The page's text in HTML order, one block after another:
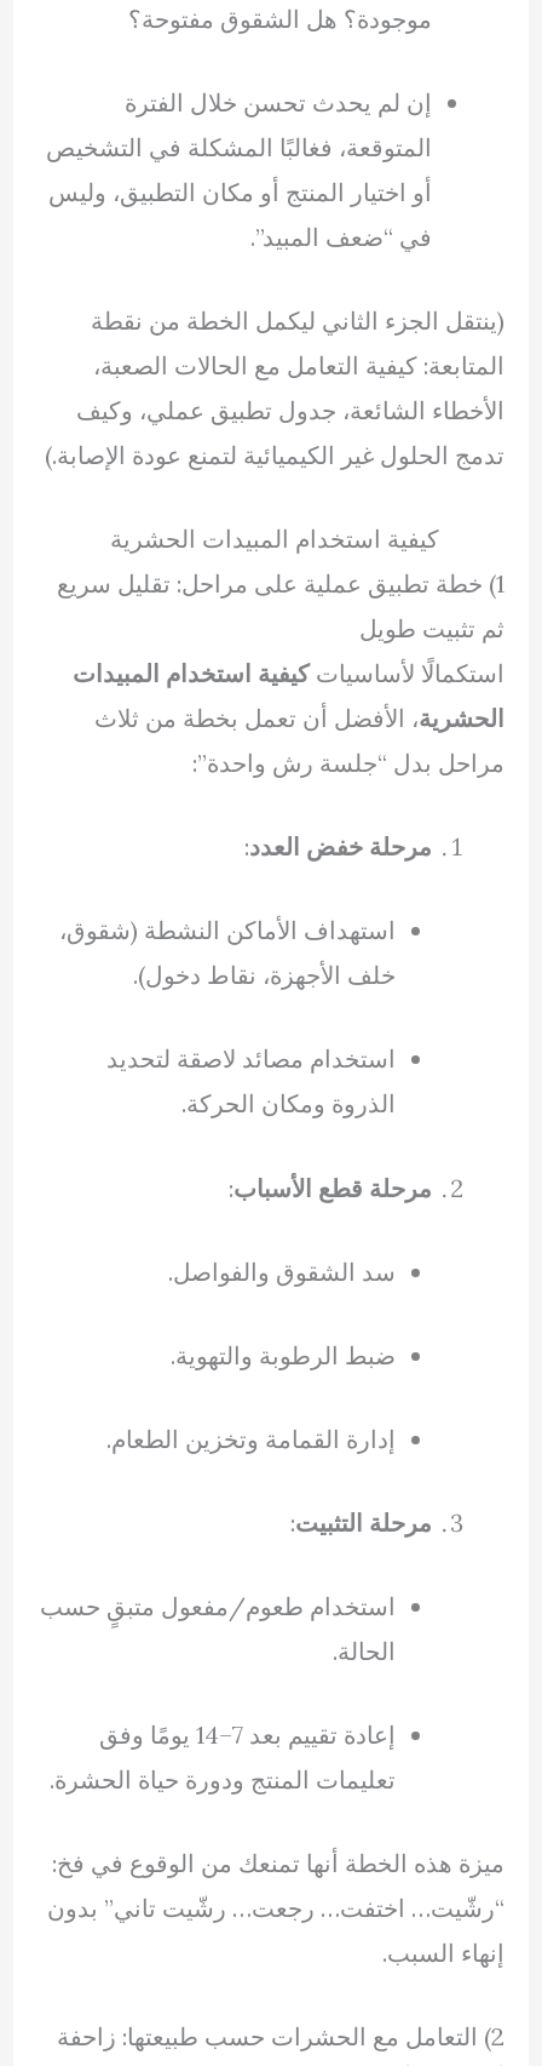
موجودة؟ هل الشقوق مفتوحة؟
إن لم يحدث تحسن خلال الفترة
المتوقعة، فغالبًا المشكلة في التشخيص
أو اختيار المنتج أو مكان التطبيق، وليس
في “ضعف المبيد”.
(ينتقل الجزء الثاني ليكمل الخطة من نقطة
المتابعة: كيفية التعامل مع الحالات الصعبة،
الأخطاء الشائعة، جدول تطبيق عملي، وكيف
تدمج الحلول غير الكيميائية لتمنع عودة الإصابة.)
كيفية استخدام المبيدات الحشرية
1) خطة تطبيق عملية على مراحل: تقليل سريع
ثم تثبيت طويل
استكمالًا لأساسياتكيفية استخدام المبيدات
الحشرية، الأفضل أن تعمل بخطة من ثلاث
مراحل بدل “جلسة رش واحدة”:
مرحلة خفض العدد:
استهداف الأماكن النشطة (شقوق،
خلف الأجهزة، نقاط دخول).
استخدام مصائد لاصقة لتحديد
الذروة ومكان الحركة.
مرحلة قطع الأسباب:
سد الشقوق والفواصل.
ضبط الرطوبة والتهوية.
إدارة القمامة وتخزين الطعام.
مرحلة التثبيت:
استخدام طعوم/مفعول متبقٍ حسب
الحالة.
إعادة تقييم بعد 7–14 يومًا وفق
تعليمات المنتج ودورة حياة الحشرة.
ميزة هذه الخطة أنها تمنعك من الوقوع في فخ:
“رشّيت… اختفت… رجعت… رشّيت تاني” بدون
إنهاء السبب.
2) التعامل مع الحشرات حسب طبيعتها: زاحفة